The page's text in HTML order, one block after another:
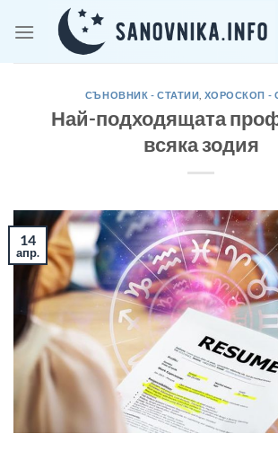
СЪНОВНИК - СТАТИИ ХОРОСКОП -
Най-подходящата
всяка зодия
14
апр.